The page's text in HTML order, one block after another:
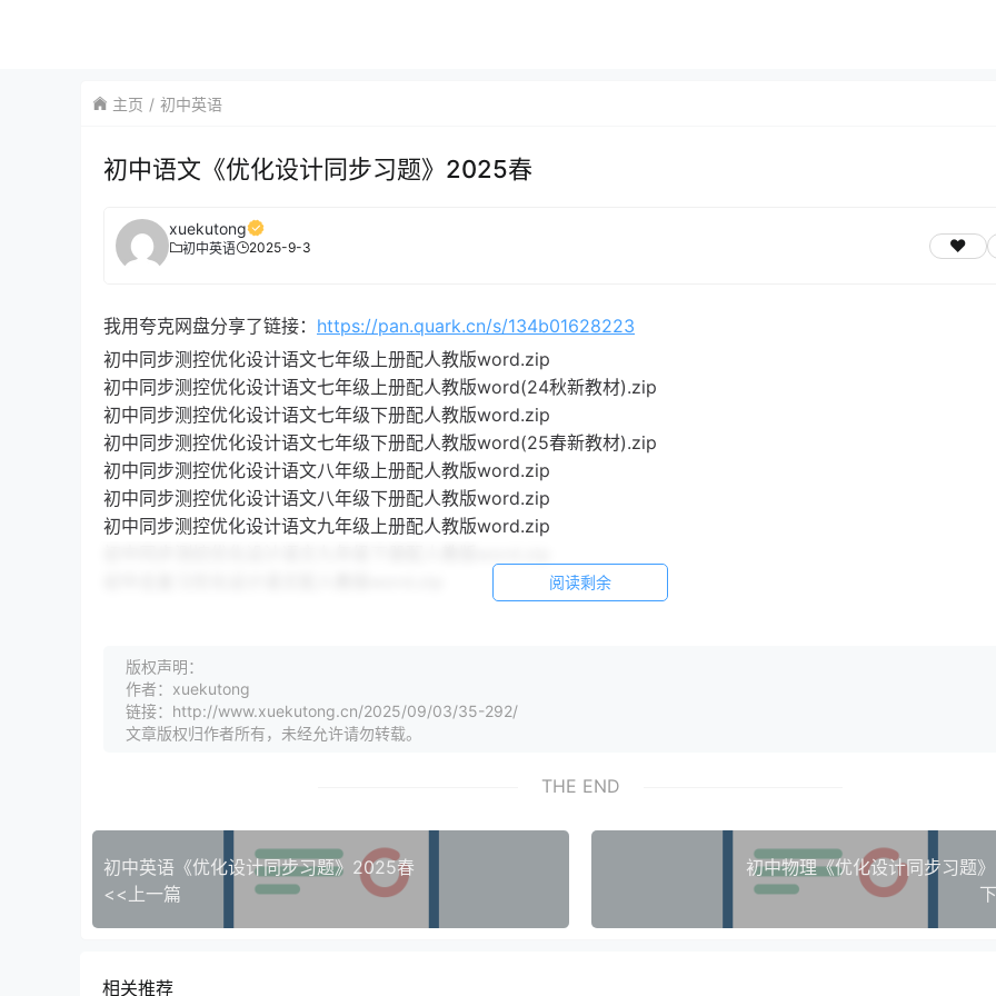
主页 初中英语
初中语文《优化设计同步习题》2025春
xuekutong
初中英语 2025-9-3
我用夸克网盘分享了链接： https://pan.quark.cn/s/134b01628223
初中同步测控优化设计语文七年级上册配人教版word.zip
初中同步测控优化设计语文七年级上册配人教版word(24秋新教材).zip
初中同步测控优化设计语文七年级下册配人教版word.zip
初中同步测控优化设计语文七年级下册配人教版word(25春新教材).zip
初中同步测控优化设计语文八年级上册配人教版word.zip
初中同步测控优化设计语文八年级下册配人教版word.zip
初中同步测控优化设计语文九年级上册配人教版word.zip
阅读剩余
版权声明：
作者：xuekutong
链接：http://www.xuekutong.cn/2025/09/03/35-292/
文章版权归作者所有，未经允许请勿转载。
THE END
初中英语《优化设计同步习题》2025春
<<上一篇
初中物理《优化设计同步习题
相关推荐